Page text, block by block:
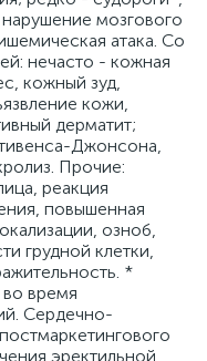
мозгового
атака. Со
нечасто - кожная
кожный зуд,
кожи,
дерматит;
Джонсона,
Прочие:
реакция
повышенная
озноб,
грудной клетки,
*
время
Сердечно-
эректильной